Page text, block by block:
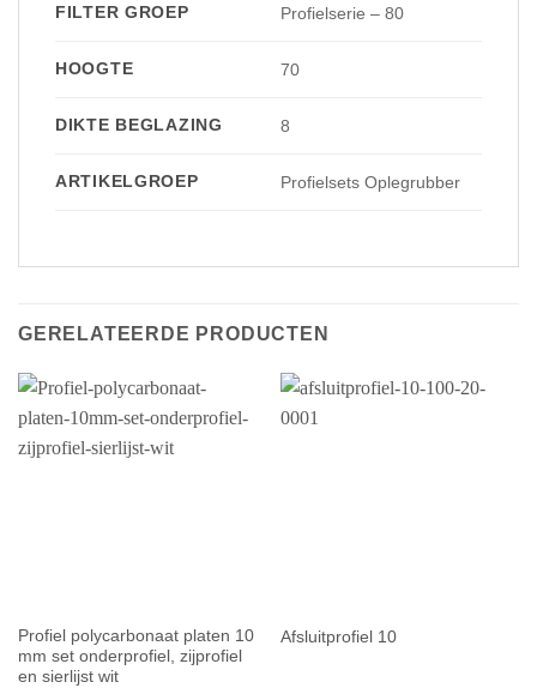
FILTER GROEP Profielserie – 80
HOOGTE 70
DIKTE BEGLAZING 8
ARTIKELGROEP Profielsets Oplegrubber
GERELATEERDE PRODUCTEN
Profiel polycarbonaat platen 10
mm set onderprofiel, zijprofiel
en sierlijst wit
Afsluitprofiel 10